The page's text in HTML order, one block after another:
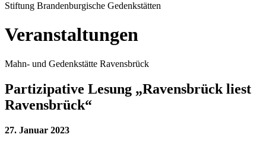
Stiftung Brandenburgische Gedenkstätten
Veranstaltungen
Mahn- und Gedenkstätte Ravensbrück
Partizipative Lesung „Ravensbrück liest
Ravensbrück“
27. Januar 2023